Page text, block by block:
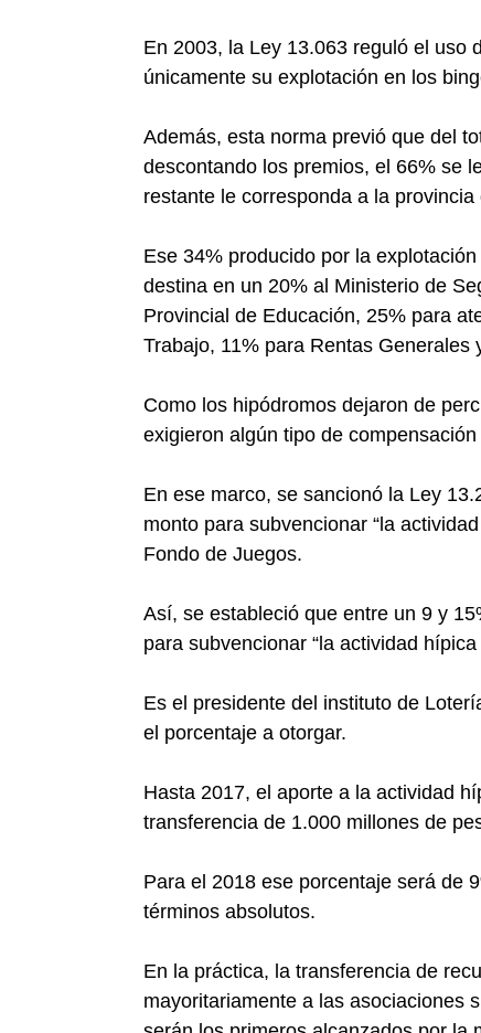
En 2003, la Ley 13.063 reguló el uso
únicamente su explotación en los
Además, esta norma previó que del
descontando los premios, el 66% se
restante le corresponda a la provincia
Ese 34% producido por la
destina en un 20% al Ministerio de
Provincial de Educación, 25% para
Trabajo, 11% para Rentas Generales
Como los hipódromos dejaron de
exigieron algún tipo de
En ese marco, se sancionó la Ley
monto para subvencionar “la
Fondo de Juegos.
Así, se estableció que entre un 9 y
para subvencionar “la actividad hípica
Es el presidente del instituto de
el porcentaje a otorgar.
Hasta 2017, el aporte a la actividad
transferencia de 1.000 millones de
Para el 2018 ese porcentaje será de
términos absolutos.
En la práctica, la transferencia de
mayoritariamente a las asociaciones